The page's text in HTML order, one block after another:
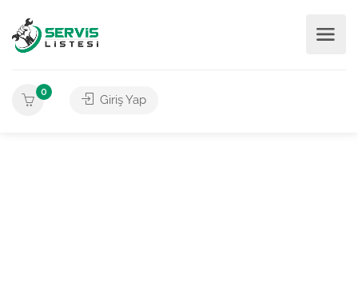
0
Giriş Yap